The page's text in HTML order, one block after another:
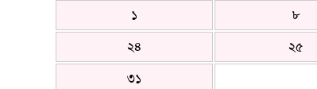
১
৮
২৪
২৫
৩১